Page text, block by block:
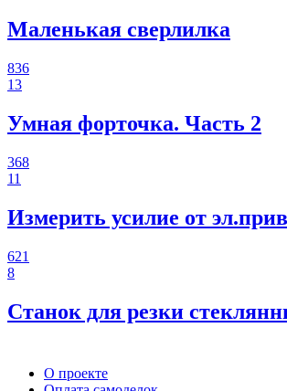
Маленькая сверлилка
836
13
Умная форточка. Часть 2
368
11
Измерить усилие от
621
8
Станок для резки
О проекте